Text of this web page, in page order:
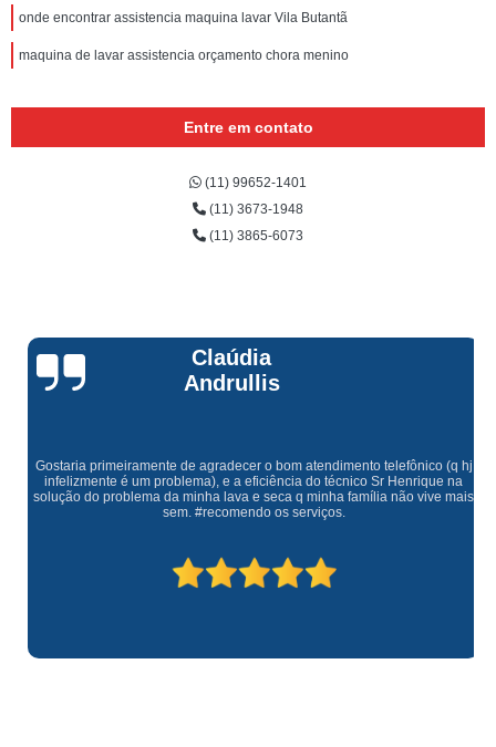
onde encontrar assistencia maquina lavar Vila Butantã
maquina de lavar assistencia orçamento chora menino
Entre em contato
(11) 99652-1401
(11) 3673-1948
(11) 3865-6073
Claúdia
Andrullis
Gostaria primeiramente de agradecer o bom atendimento telefônico (q hj
infelizmente é um problema), e a eficiência do técnico Sr Henrique na
solução do problema da minha lava e seca q minha família não vive mais
sem. #recomendo os serviços.